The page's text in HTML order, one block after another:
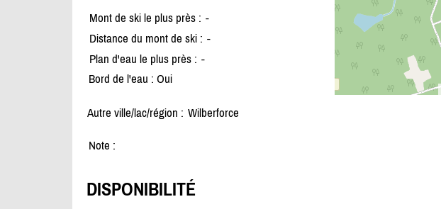
Mont de ski le plus près : -
Distance du mont de ski : -
Plan d'eau le plus près : -
Bord de l'eau : Oui
Autre ville/lac/région : Wilberforce
Note :
DISPONIBILITÉ